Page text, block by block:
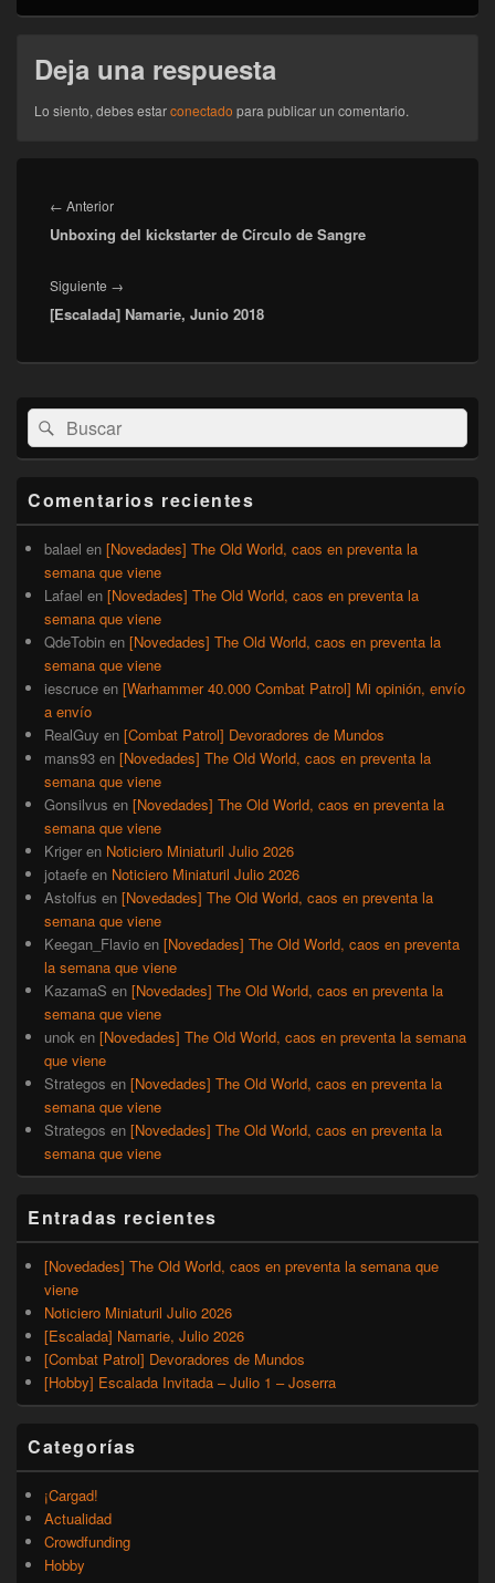
Deja una respuesta
Lo siento, debes estarconectado para publicar un comentario.
de
entradas
← AnteriorEntrada
anterior:
Unboxing del kickstarter de Círculo de Sangre
Siguiente →
siguiente:
[Escalada] Namarie, Junio 2018
El
área
de
widget
lateral
primaria
Buscar
por:
Buscar
Comentarios recientes
balael en [Novedades] The Old World, caos en preventa la
semana que viene
Lafael en [Novedades] The Old World, caos en preventa la
semana que viene
QdeTobin en [Novedades] The Old World, caos en preventa la
semana que viene
iescruce en [Warhammer 40.000 Combat Patrol] Mi opinión, envío
a envío
RealGuy en [Combat Patrol] Devoradores de Mundos
mans93 en [Novedades] The Old World, caos en preventa la
semana que viene
Gonsilvus en [Novedades] The Old World, caos en preventa la
semana que viene
Kriger en Noticiero Miniaturil Julio 2026
jotaefe en Noticiero Miniaturil Julio 2026
Astolfus en [Novedades] The Old World, caos en preventa la
semana que viene
Keegan_Flavio en [Novedades] The Old World, caos en preventa
la semana que viene
KazamaS en [Novedades] The Old World, caos en preventa la
semana que viene
unok en [Novedades] The Old World, caos en preventa la semana
que viene
Strategos en [Novedades] The Old World, caos en preventa la
semana que viene
Strategos en [Novedades] The Old World, caos en preventa la
semana que viene
Entradas recientes
[Novedades] The Old World, caos en preventa la semana que
viene
Noticiero Miniaturil Julio 2026
[Escalada] Namarie, Julio 2026
[Combat Patrol] Devoradores de Mundos
[Hobby] Escalada Invitada – Julio 1 – Joserra
Categorías
¡Cargad!
Actualidad
Crowdfunding
Hobby